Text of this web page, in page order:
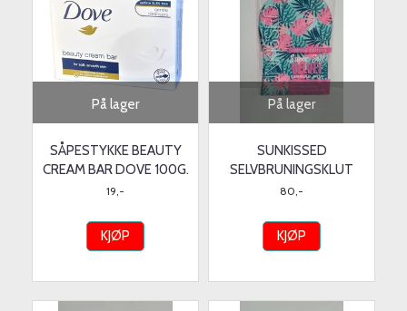
På lager
SÅPESTYKKE BEAUTY
CREAM BAR DOVE 100G.
19,-
KJØP
På lager
SUNKISSED
SELVBRUNINGSKLUT
80,-
KJØP